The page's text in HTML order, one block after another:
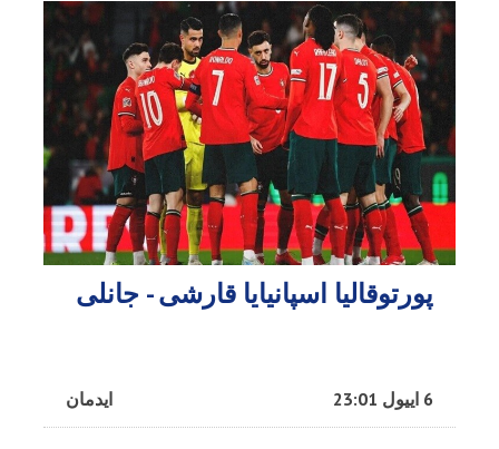
پورتوقالیا اسپانیایا قارشی - جانلی
ایدمان 6 اییول 23:01